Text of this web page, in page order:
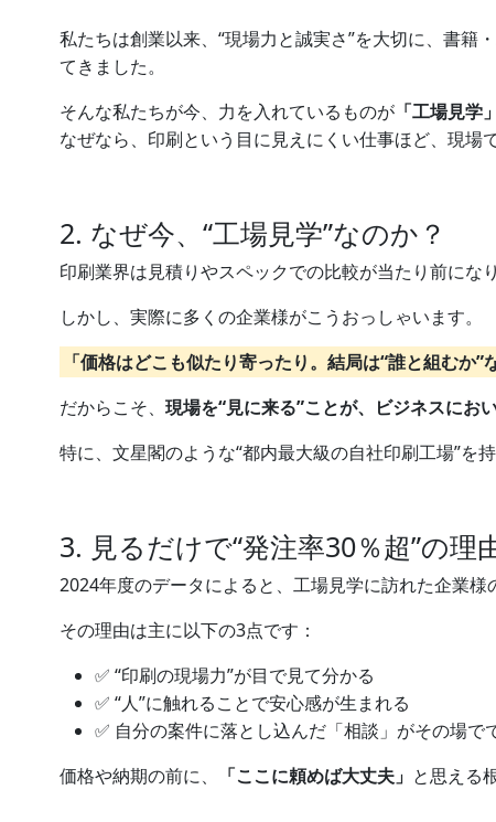
私たちは創業以来、“現場力と誠実さ”を大切に、書籍
てきました。
そんな私たちが今、力を入れているものが 「工場見学」
なぜなら、印刷という目に見えにくい仕事ほど、現場
2. なぜ今、“工場見学”なのか？
印刷業界は見積りやスペックでの比較が当たり前にな
しかし、実際に多くの企業様がこうおっしゃいます。
「価格はどこも似たり寄ったり。結局は“誰と組むか”
だからこそ、 現場を“見に来る”ことが、ビジネスにお
特に、文星閣のような“都内最大級の自社印刷工場”を
3. 見るだけで“発注率30％超”の理
2024年度のデータによると、工場見学に訪れた企業様
その理由は主に以下の3点です：
✅ “印刷の現場力”が目で見て分かる
✅ “人”に触れることで安心感が生まれる
✅ 自分の案件に落とし込んだ「相談」がその場で
価格や納期の前に、
「ここに頼めば大丈夫」 と思える